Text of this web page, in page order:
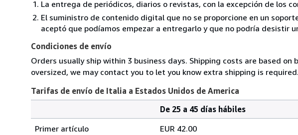
La entrega de periódicos, diarios o revistas, con la excepción de los
El suministro de contenido digital que no se proporcione en un
aceptó que podíamos empezar a entregarlo y que no podría desistir
Condiciones de envío
Orders usually ship within 3 business days. Shipping costs are based on
oversized, we may contact you to let you know extra shipping is required.
Tarifas de envío de Italia a Estados Unidos de America
De 25 a 45 días hábiles
Primer artículo
EUR 42.00